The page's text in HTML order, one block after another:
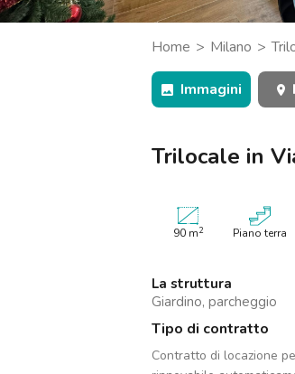
Home Milano
Trasimeno, Milano
Immagini
Trilocale in
90m2 Piano terra
La struttura
Giardino, parcheggio
Tipo di contratto
Contratto di locazione